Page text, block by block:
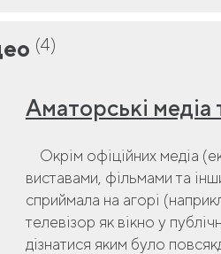
(4)
Аматорські
Окрім офіційних медіа
виставами, фільмами та
сприймала на агорі
телевізор як вікно у
дізнатися яким було